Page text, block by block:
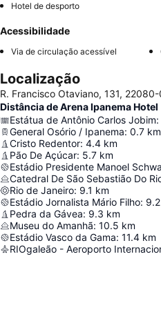
Hotel de desporto
Acessibilidade
Via de circulação acessível
Localização
R. Francisco Otaviano, 131,
Distância de Arena Ipanema Hotel
Estátua de Antônio Carlos Jobim:
General Osório / Ipanema: 0.7 km
Cristo Redentor: 4.4 km
Pão De Açúcar: 5.7 km
Estádio Presidente Manoel
Catedral De São Sebastião Do
Rio de Janeiro: 9.1 km
Estádio Jornalista Mário Filho: 9.2
Pedra da Gávea: 9.3 km
Museu do Amanhã: 10.5 km
Estádio Vasco da Gama: 11.4 km
RIOgaleão - Aeroporto